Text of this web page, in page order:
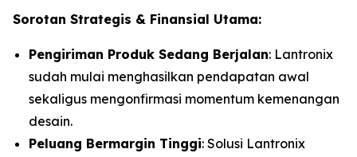
Sorotan Strategis & Finansial Utama:
Pengiriman Produk Sedang Berjalan: Lantronix
sudah mulai menghasilkan pendapatan awal
sekaligus mengonfirmasi momentum kemenangan
desain.
Peluang Bermargin Tinggi: Solusi Lantronix